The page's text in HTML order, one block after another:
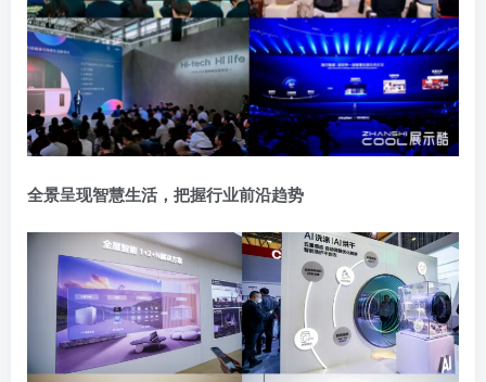
全景呈现智慧生活，把握行业前沿趋势